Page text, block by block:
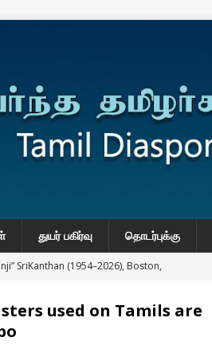
துயர் பகிர்வு தொடர்புக்கு
SriKanthan (1954–2026), Boston,
Increase Colon Cancer Risk
used on Tamils are